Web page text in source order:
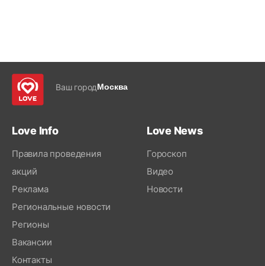
Ваш городМосква
Love Info
Правила проведения
акций
Реклама
Региональные новости
Регионы
Вакансии
Контакты
Love News
Гороскоп
Видео
Новости